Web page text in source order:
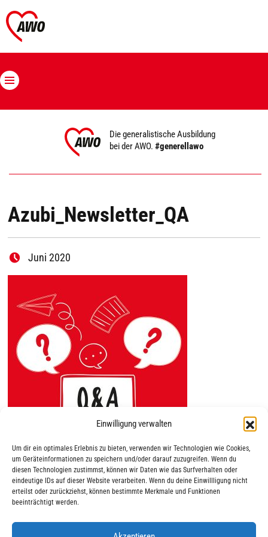
Einwilligung verwalten
Um dir ein optimales Erlebnis zu bieten, verwenden wir Technologien wie Cookies,
um Geräteinformationen zu speichern und/oder darauf zuzugreifen. Wenn du
diesen Technologien zustimmst, können wir Daten wie das Surfverhalten oder
eindeutige IDs auf dieser Website verarbeiten. Wenn du deine Einwillligung nicht
erteilst oder zurückziehst, können bestimmte Merkmale und Funktionen
beeinträchtigt werden.
Die generalistische Ausbildung
bei der AWO.#generellawo
Azubi_Newsletter_QA
Juni 2020